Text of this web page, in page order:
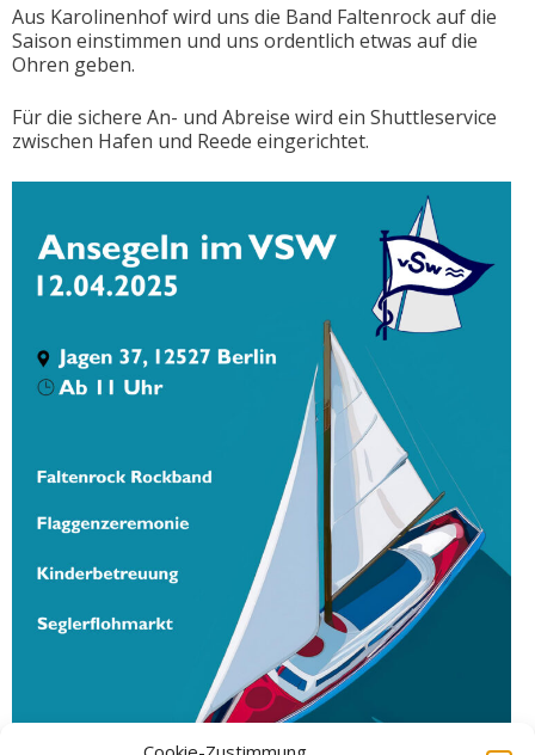
Aus Karolinenhof wird uns die Band Faltenrock auf die
Saison einstimmen und uns ordentlich etwas auf die
Ohren geben.
Für die sichere An- und Abreise wird ein Shuttleservice
zwischen Hafen und Reede eingerichtet.